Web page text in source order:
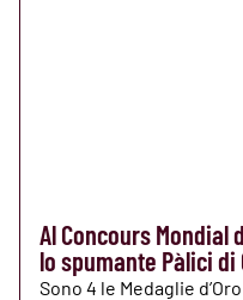
Al Concours Mondial
lo spumante Pàlici
Sono 4 le Medaglie